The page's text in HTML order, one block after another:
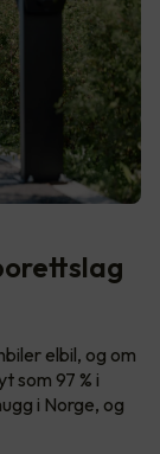
elbil, og om
som 97 % i
i Norge, og